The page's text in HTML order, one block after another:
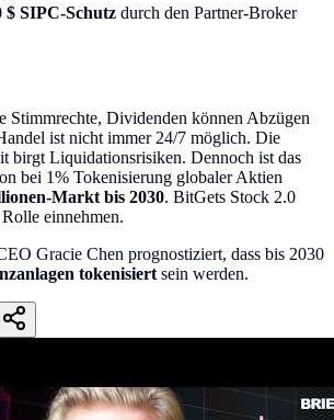
$ SIPC-Schutz durch den Partner-Broker
Stimmrechte, Dividenden können Abzügen
ist nicht immer 24/7 möglich. Die
birgt Liquidationsrisiken. Dennoch ist das
bei 1% Tokenisierung globaler Aktien
Markt bis 2030. BitGets Stock 2.0
einnehmen.
Gracie Chen prognostiziert, dass bis 2030
tokenisiert sein werden.